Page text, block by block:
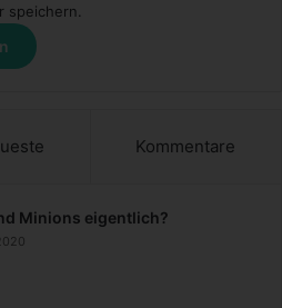
speichern.
Kommentare
Minions eigentlich?